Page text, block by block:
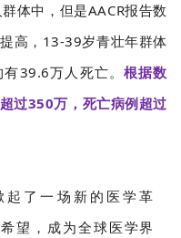
体中，但是AACR报告数
高，13-39岁青壮年群体
39.6万人死亡。根据数
过350万，死亡病例超过
了一场新的医学革
望，成为全球医学界